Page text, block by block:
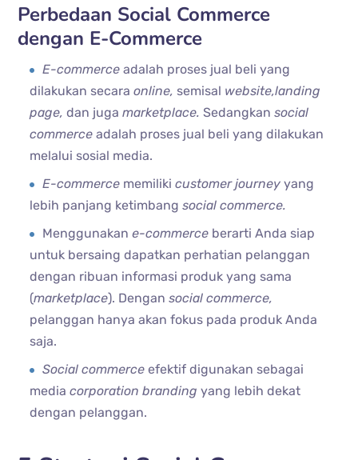
Perbedaan Social Commerce
dengan E-Commerce
E-commerceadalah proses jual beli yang
dilakukan secaraonline,semisal website,landing
page,dan jugamarketplace.Sedangkansocial
commerceadalah proses jual beli yang dilakukan
melalui sosial media.
E-commerce memilikicustomer journeyyang
lebih panjang ketimbangsocial commerce.
Menggunakane-commerce berarti Anda siap
untuk bersaing dapatkan perhatian pelanggan
dengan ribuan informasi produk yang sama
(marketplace). Dengansocial commerce,
pelanggan hanya akan fokus pada produk Anda
saja.
Social commerceefektif digunakan sebagai
mediacorporation brandingyang lebih dekat
dengan pelanggan.